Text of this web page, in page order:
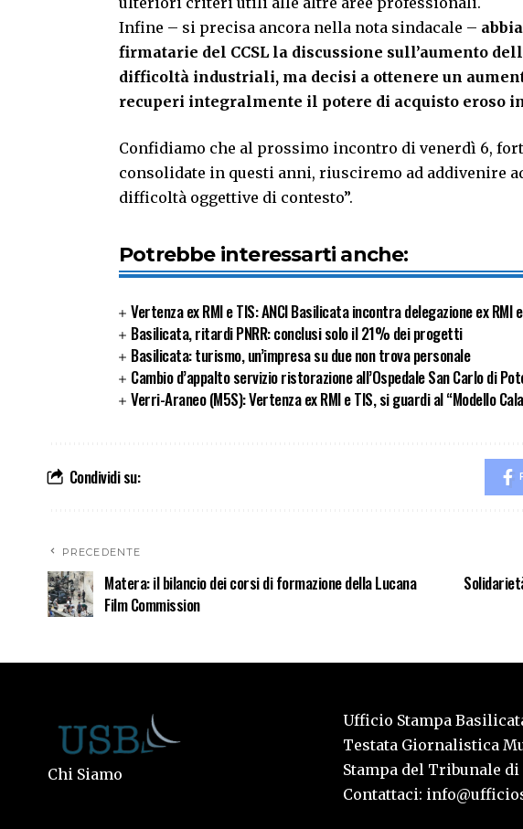
Infine – si precisa ancora nella nota sindacale –
firmatarie del CCSL la discussione sull’aumento
difficoltà industriali, ma decisi a ottenere un
recuperi integralmente il potere di acquisto eroso
Confidiamo che al prossimo incontro di venerdì 6,
consolidate in questi anni, riusciremo ad addivenire
difficoltà oggettive di contesto”.
Potrebbe interessarti anche:
Vertenza ex RMI e TIS: ANCI Basilicata incontra delegazione ex RMI
Basilicata, ritardi PNRR: conclusi solo il 21% dei progetti
Basilicata: turismo, un’impresa su due non trova personale
Cambio d’appalto servizio ristorazione all’Ospedale San Carlo di
Verri-Araneo (M5S): Vertenza ex RMI e TIS, si guardi al “Modello
Condividi su:
PRECEDENTE
Matera: il bilancio dei corsi di formazione della Lucana
Film Commission
Chi Siamo
Ufficio Stampa
Testata Giornalistica
Stampa del Tribunale di
Contattaci: